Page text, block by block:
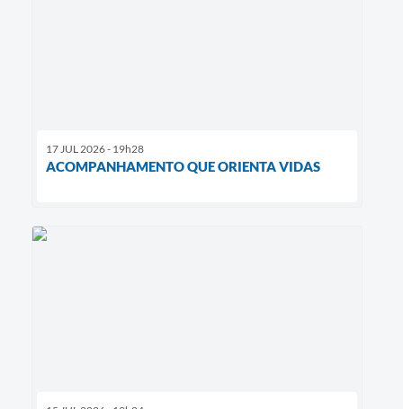
17 JUL 2026 - 19h28
ACOMPANHAMENTO QUE ORIENTA VIDAS